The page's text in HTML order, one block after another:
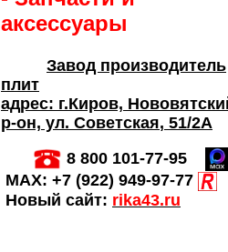
аксессуары
Завод производитель
плит
адрес: г.Киров,
р-он, ул. Советская, 51/2А
8 800 101-77-95
MAX: +7 (922) 949-97-77
Новый сайт: rika43.ru